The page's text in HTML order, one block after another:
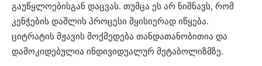
გაუწყლოებისგან დაცვას. თუმცა ეს არ ნიშნავს, რომ
კენჭების დაშლის პროცესი მყისიერად იწყება.
ციტრატის მჟავის მოქმედება თანდათანობითია და
დამოკიდებულია ინდივიდუალურ მეტაბოლიზმზე.